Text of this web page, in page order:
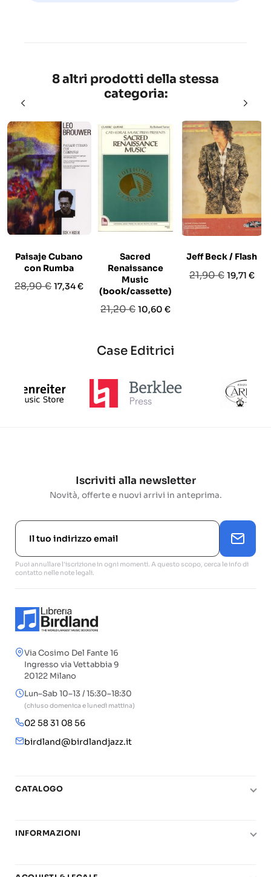
8 altri prodotti della stessa
categoria:
Paisaje Cubano
con Rumba
Prezzo
28,90 €Prezzo
17,34 €
Sacred
Renaissance
Music
(book/cassette)
Prezzo
21,20 € Prezzo
10,60 €
Jeff Beck / Flash
Prezzo
21,90 € Prezzo
19,71 €
Case Editrici
Iscriviti alla newsletter
Novità, offerte e nuovi arrivi in anteprima.
Puoi annullare l'iscrizione in ogni momenti. A questo scopo, cerca le info di
contatto nelle note legali.
Via Cosimo Del Fante 16
Ingresso via Vettabbia 9
20122 Milano
Lun–Sab 10–13 / 15:30–18:30
(chiuso domenica e lunedì mattina)
02 58 31 08 56
birdland@birdlandjazz.it
CATALOGO
Chitarra
Basso e contrabbasso
INFORMAZIONI
Carta del Docente